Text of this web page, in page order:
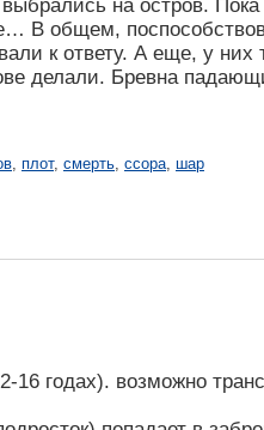
на остров.
В общем,
к ответу. А еще, у них
делали. Бревна
плот, смерть ссора шар
годах). возможно